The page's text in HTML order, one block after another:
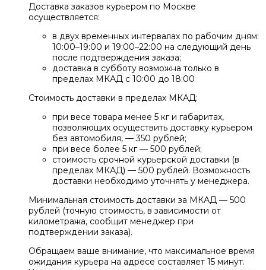
Доставка заказов курьером по Москве
осуществляется:
в двух временных интервалах по рабочим дням:
10:00–19:00 и 19:00–22:00 на следующий день
после подтверждения заказа;
доставка в субботу возможна только в
пределах МКАД с 10:00 до 18:00
Стоимость доставки в пределах МКАД:
при весе товара менее 5 кг и габаритах,
позволяющих осуществить доставку курьером
без автомобиля, — 350 рублей;
при весе более 5 кг — 500 рублей;
стоимость срочной курьерской доставки (в
пределах МКАД) — 500 рублей. Возможность
доставки необходимо уточнять у менеджера.
Минимальная стоимость доставки за МКАД — 500
рублей (точную стоимость, в зависимости от
километража, сообщит менеджер при
подтверждении заказа).
Обращаем ваше внимание, что максимальное время
ожидания курьера на адресе составляет 15 минут.